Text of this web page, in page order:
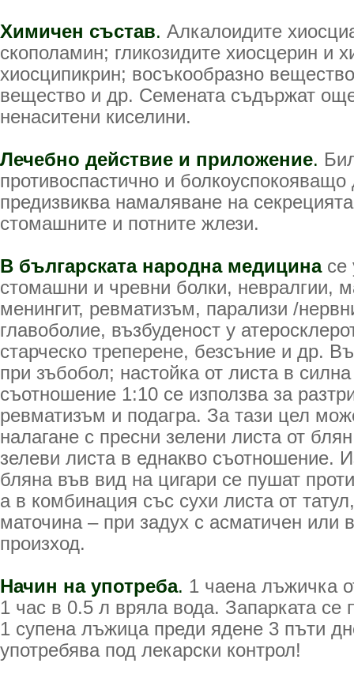
Химичен състав. Алкалоидите
скополамин; гликозидите хиосцерин и
хиосципикрин; восъкообразно
вещество и др. Семената съдържат
ненаситени киселини.
Лечебно действие и приложение.
противоспастично и болкоуспокояващо
предизвиква намаляване на
стомашните и потните жлези.
В българската народна медицина се
стомашни и чревни болки, невралгии,
менингит, ревматизъм, парализи /
главоболие, възбуденост у
старческо треперене, безсъние и др.
при зъбобол; настойка от листа в
съотношение 1:10 се използва за
ревматизъм и подагра. За тази цел
налагане с пресни зелени листа от
зелеви листа в еднакво съотношение.
бляна във вид на цигари се пушат
а в комбинация със сухи листа от
маточина – при задух с асматичен или
произход.
Начин на употреба. 1 чаена лъжичка
1 час в 0.5 л вряла вода. Запарката се
1 супена лъжица преди ядене 3 пъти
употребява под лекарски контрол!